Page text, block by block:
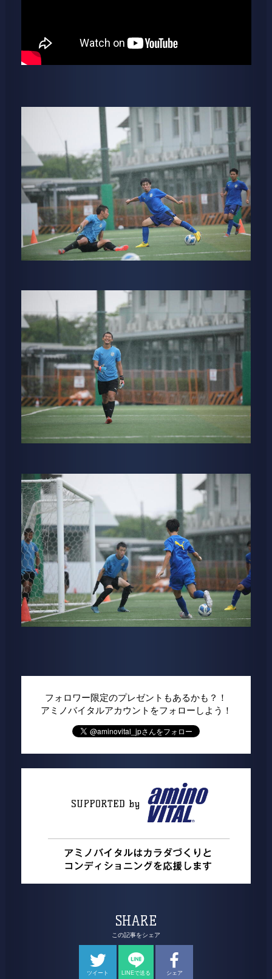
フォロワー限定のプレゼントもあるかも？！
アミノバイタルアカウントをフォローしよう！
SHARE
この記事をシェア
ツイート LINEで送る シェア